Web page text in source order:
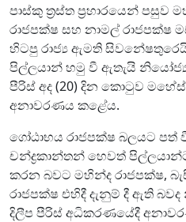
පාස්කු ත්‍රස්ත ප්‍රහාරයෙන් පසුව
රාජපක්ෂ සහ නාමල් රාජපක්ෂ
හිටපු රාජ්‍ය ඇමති
පිල්ලයාන් හමු වී ඇතැයි
පීරිස් අද (20) දින කොටුව
අනාවරණය කළේය.
ගෝඨාභය රාජපක්ෂ බලයට
චන්ද්‍රකාන්තන් හෙවත්
කරන බවට මහින්ද රාජපක්ෂ,
රාජපක්ෂ එහිදී දැනුම් දී ඇති
දිලීප පීරිස් අධිකරණයේදී